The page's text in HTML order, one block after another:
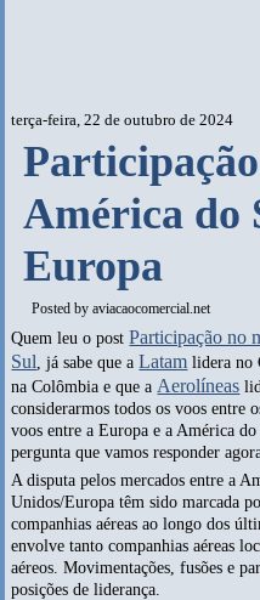
terça-feira, 22 de outubro de 2024
América do
Europa
Posted byaviacaocomercial.net
Quem leu o postParticipação no
Sul, já sabe que aLatam lidera no
na Colômbia e que aAerolíneas
considerarmos todos os voos entre
voos entre a Europa e a América
pergunta que vamos responder
A disputa pelos mercados entre a
Unidos/Europa têm sido marcada
companhias aéreas ao longo dos
envolve tanto companhias aéreas
aéreos. Movimentações, fusões e
posições de liderança.